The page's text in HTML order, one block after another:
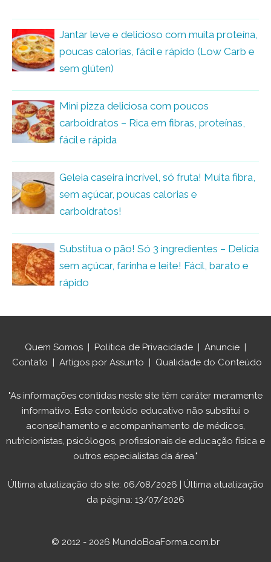
Jantar leve e delicioso com muita proteína,
poucas calorias, fácil e rápido (Low Carb e
sem glúten)
Mini pizza deliciosa com poucos
carboidratos – Rica em fibras, proteínas,
fácil e rápida
Geleia caseira incrível, só fruta! Muita fibra,
sem açúcar, poucas calorias e
carboidratos!
Substitua o pão! Só 3 ingredientes – Delícia
sem açúcar, farinha e leite! Fácil, barato e
rápido
Quem Somos | Política de Privacidade | Anuncie |
Contato | Artigos por Assunto | Qualidade do Conteúdo
"As informações contidas neste site têm caráter meramente
informativo. Este conteúdo educativo não substitui o
aconselhamento e acompanhamento de médicos,
nutricionistas, psicólogos, profissionais de educação física e
outros especialistas da área."
Última atualização do site: 06/08/2026 | Última atualização
da página: 13/07/2026
© 2012 - 2026 MundoBoaForma.com.br